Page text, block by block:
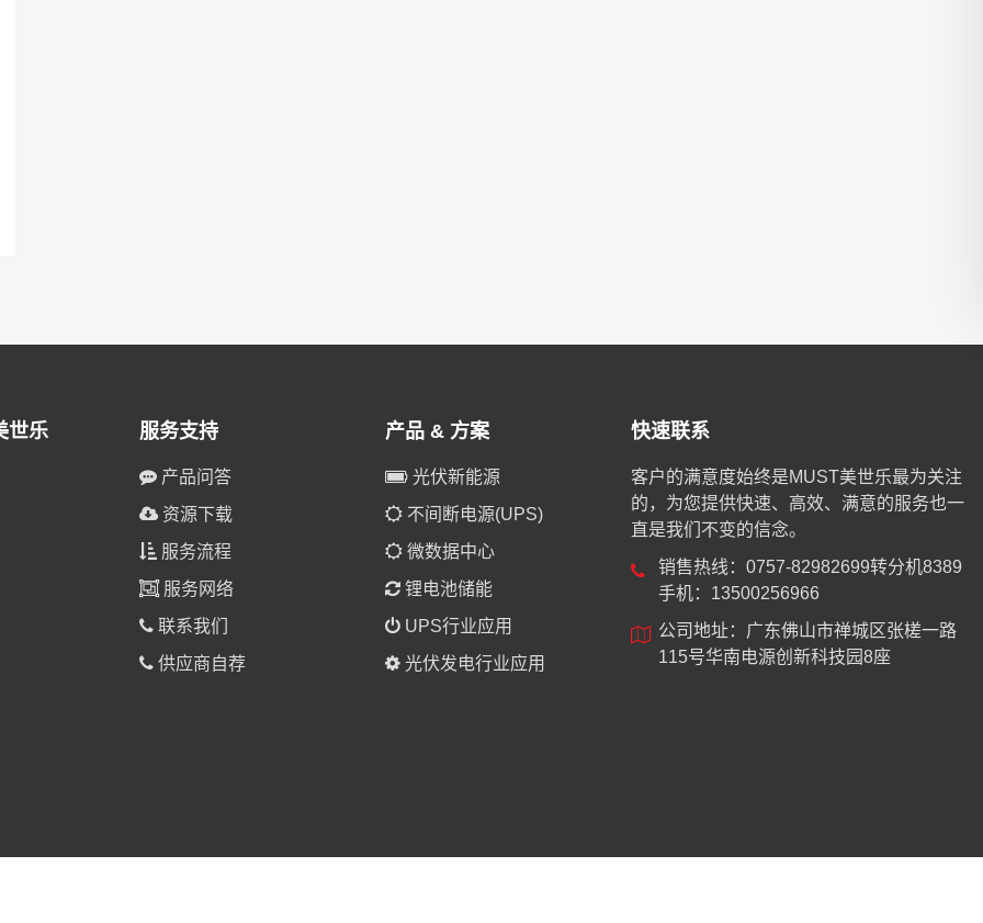
世乐 服务支持
产品问答
资源下载
服务流程
服务网络
联系我们
供应商自荐
产品 & 方案
光伏新能源
不间断电源(UPS)
微数据中心
锂电池储能
UPS行业应用
光伏发电行业应用
快速联系
客户的满意度始终是MUST美世乐最为关注
的，为您提供快速、高效、满意的服务也一
直是我们不变的信念。
销售热线：0757-82982699转分机8389
手机：13500256966
公司地址：广东佛山市禅城区张槎一路
115号华南电源创新科技园8座